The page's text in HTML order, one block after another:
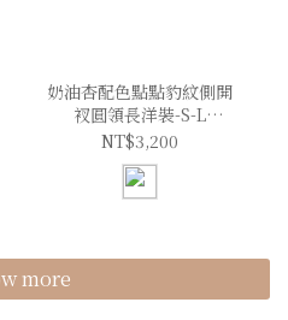
奶油杏配色點點豹紋側開
衩圓領長洋裝-S-L
(Elegant & Love)
NT$3,200
more